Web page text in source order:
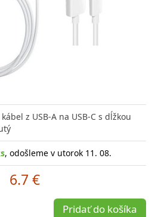
z USB-A na USB-C s dĺžkou
, odošleme v utorok 11. 08.
6.7 €
Pridať do košíka